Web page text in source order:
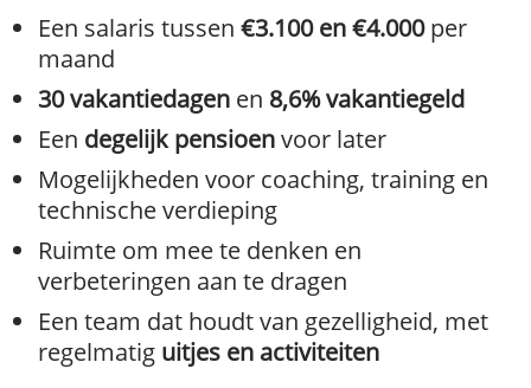
Een salaris tussen €3.100 en €4.000per
maand
30 vakantiedagen en 8,6% vakantiegeld
Een degelijk pensioenvoor later
Mogelijkheden voor coaching, training en
technische verdieping
Ruimte om mee te denken en
verbeteringen aan te dragen
Een team dat houdt van gezelligheid, met
regelmatig uitjes en activiteiten